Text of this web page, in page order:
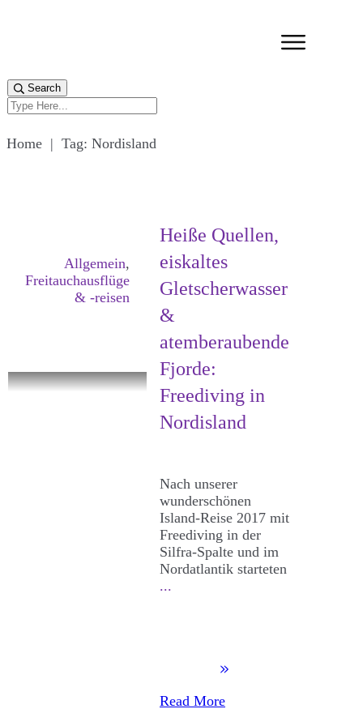
Search
Home | Tag: Nordisland
Allgemein,
Freitauchausflüge
& -reisen
Heiße Quellen,
eiskaltes
Gletscherwasser
&
atemberaubende
Fjorde:
Freediving in
Nordisland
Nach unserer
wunderschönen
Island-Reise 2017 mit
Freediving in der
Silfra-Spalte und im
Nordatlantik starteten
...
Read More